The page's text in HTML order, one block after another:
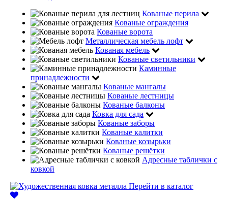
Кованые перила
Кованые ограждения
Кованые ворота
Металлическая мебель лофт
Кованая мебель
Кованые светильники
Каминные
принадлежности
Кованые мангалы
Кованые лестницы
Кованые балконы
Ковка для сада
Кованые заборы
Кованые калитки
Кованые козырьки
Кованые решётки
Адресные таблички с
ковкой
Перейти в каталог